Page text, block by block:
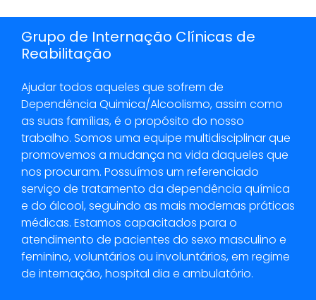
Grupo de Internação Clínicas de
Reabilitação
Ajudar todos aqueles que sofrem de
Dependência Quimica/Alcoolismo, assim como
as suas famílias, é o propósito do nosso
trabalho. Somos uma equipe multidisciplinar que
promovemos a mudança na vida daqueles que
nos procuram. Possuímos um referenciado
serviço de tratamento da dependência química
e do álcool, seguindo as mais modernas práticas
médicas. Estamos capacitados para o
atendimento de pacientes do sexo masculino e
feminino, voluntários ou involuntários, em regime
de internação, hospital dia e ambulatório.